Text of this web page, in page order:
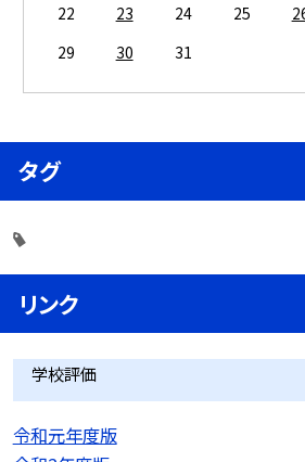
22
23 24 25
29
30 31
タグ
リンク
学校評価
令和元年度版